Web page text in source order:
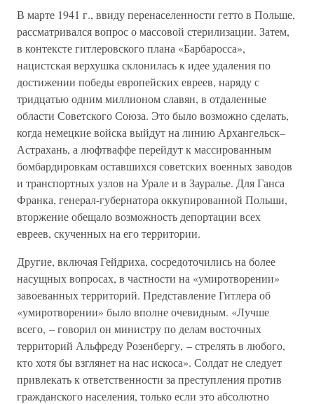
В марте 1941 г., ввиду перенаселенности гетто в Польше,
рассматривался вопрос о массовой стерилизации. Затем,
в контексте гитлеровского плана «Барбаросса»,
нацистская верхушка склонилась к идее удаления по
достижении победы европейских евреев, наряду с
тридцатью одним миллионом славян, в отдаленные
области Советского Союза. Это было возможно сделать,
когда немецкие войска выйдут на линию Архангельск–
Астрахань, а люфтваффе перейдут к массированным
бомбардировкам оставшихся советских военных заводов
и транспортных узлов на Урале и в Зауралье. Для Ганса
Франка, генерал-губернатора оккупированной Польши,
вторжение обещало возможность депортации всех
евреев, скученных на его территории.
Другие, включая Гейдриха, сосредоточились на более
насущных вопросах, в частности на «умиротворении»
завоеванных территорий. Представление Гитлера об
«умиротворении» было вполне очевидным. «Лучше
всего, – говорил он министру по делам восточных
территорий Альфреду Розенбергу, – стрелять в любого,
кто хотя бы взглянет на нас искоса». Солдат не следует
привлекать к ответственности за преступления против
гражданского населения, только если это абсолютно